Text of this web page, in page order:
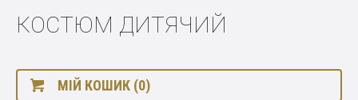
КОСТЮМ ДИТЯЧИЙ
МІЙ КОШИК (0)